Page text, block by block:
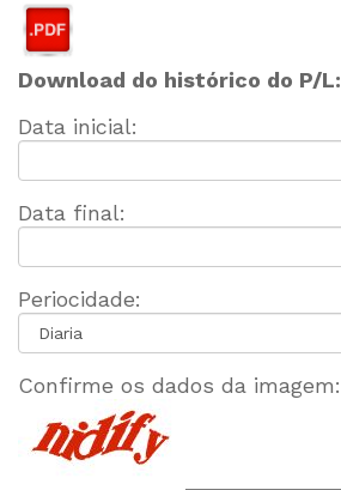
Download do histórico do P/L:
Data inicial:
Data final:
Periocidade:
Confirme os dados da imagem: